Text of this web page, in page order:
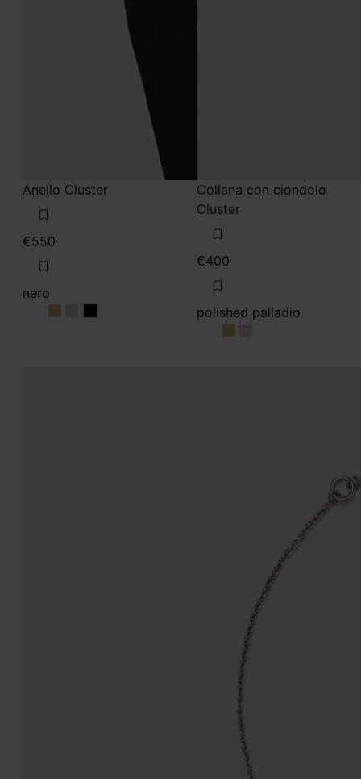
Anello Cluster
€550
nero
nero neronero
Collana con ciondolo
Cluster
€400
polished palladio
polished palladio